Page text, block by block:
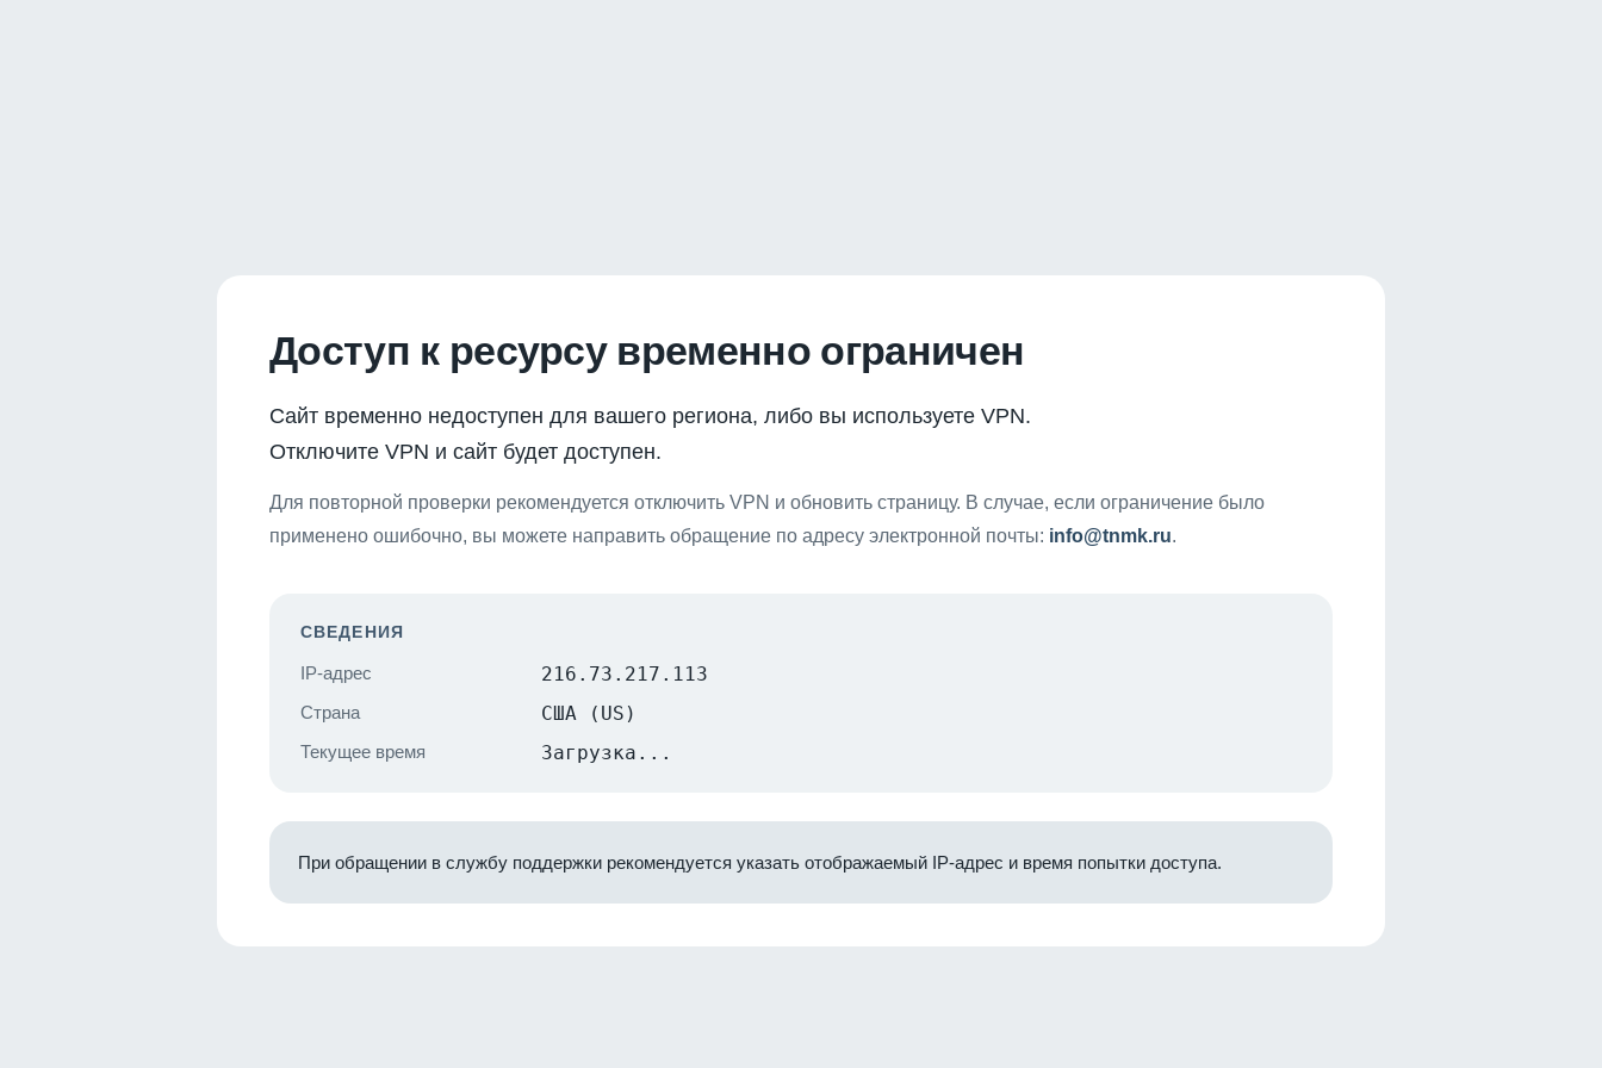
Доступ к ресурсу временно ограничен
Сайт временно недоступен для вашего региона, либо вы используете VPN.
Отключите VPN и сайт будет доступен.
Для повторной проверки рекомендуется отключить VPN и обновить страницу. В случае, если ограничение было
применено ошибочно, вы можете направить обращение по адресу электронной почты: info@tnmk.ru.
СВЕДЕНИЯ
IP-адрес 216.73.217.113
Страна США (US)
Текущее время Загрузка...
При обращении в службу поддержки рекомендуется указать отображаемый IP-адрес и время попытки доступа.